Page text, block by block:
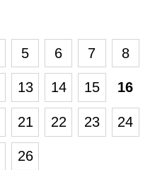
5 6 7 8
13 14 15 16
21 22 23 24
26